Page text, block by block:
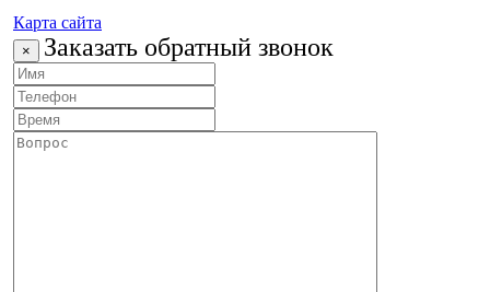
Карта сайта
× Заказать обратный звонок